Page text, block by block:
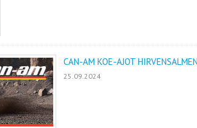
CAN-AM KOE-AJOT
25.09.2024